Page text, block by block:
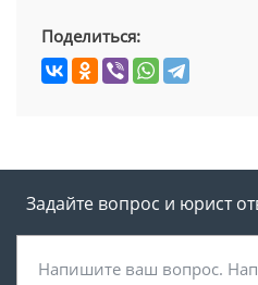
Поделиться:
Задайте вопрос и юрист